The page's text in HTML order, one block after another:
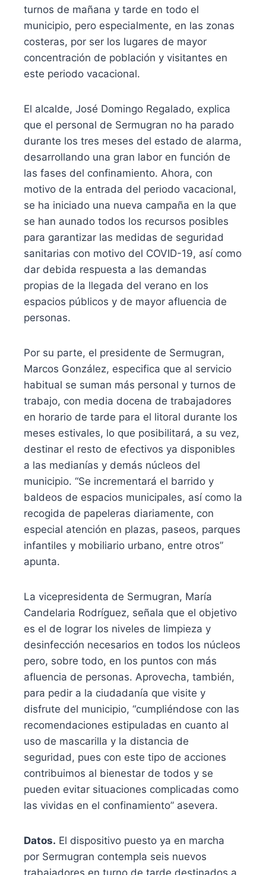
turnos de mañana y tarde en todo el
municipio, pero especialmente, en las zonas
costeras, por ser los lugares de mayor
concentración de población y visitantes en
este periodo vacacional.
El alcalde, José Domingo Regalado, explica
que el personal de Sermugran no ha parado
durante los tres meses del estado de alarma,
desarrollando una gran labor en función de
las fases del confinamiento. Ahora, con
motivo de la entrada del periodo vacacional,
se ha iniciado una nueva campaña en la que
se han aunado todos los recursos posibles
para garantizar las medidas de seguridad
sanitarias con motivo del COVID-19, así como
dar debida respuesta a las demandas
propias de la llegada del verano en los
espacios públicos y de mayor afluencia de
personas.
Por su parte, el presidente de Sermugran,
Marcos González, especifica que al servicio
habitual se suman más personal y turnos de
trabajo, con media docena de trabajadores
en horario de tarde para el litoral durante los
meses estivales, lo que posibilitará, a su vez,
destinar el resto de efectivos ya disponibles
a las medianías y demás núcleos del
municipio. “Se incrementará el barrido y
baldeos de espacios municipales, así como la
recogida de papeleras diariamente, con
especial atención en plazas, paseos, parques
infantiles y mobiliario urbano, entre otros”
apunta.
La vicepresidenta de Sermugran, María
Candelaria Rodríguez, señala que el objetivo
es el de lograr los niveles de limpieza y
desinfección necesarios en todos los núcleos
pero, sobre todo, en los puntos con más
afluencia de personas. Aprovecha, también,
para pedir a la ciudadanía que visite y
disfrute del municipio, “cumpliéndose con las
recomendaciones estipuladas en cuanto al
uso de mascarilla y la distancia de
seguridad, pues con este tipo de acciones
contribuimos al bienestar de todos y se
pueden evitar situaciones complicadas como
las vividas en el confinamiento” asevera.
Datos. El dispositivo puesto ya en marcha
por Sermugran contempla seis nuevos
trabajadores en turno de tarde destinados a